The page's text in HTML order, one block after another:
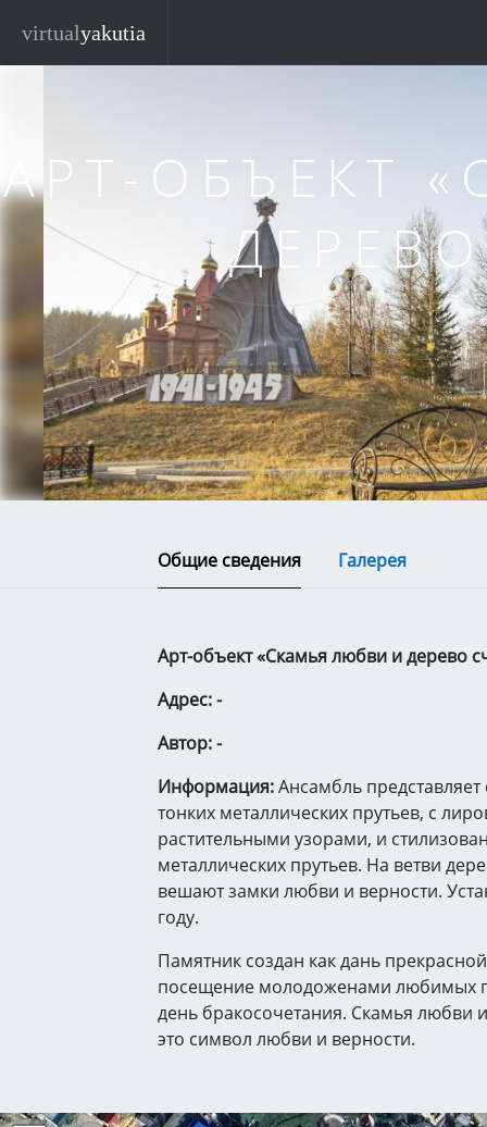
virtualyakutia
АРТ-ОБЪЕКТ
Общие сведения Галерея
Арт-объект «Скамья любви и дерево
Адрес: -
Автор: -
Информация:Ансамбль
тонких металлических прутьев, с
растительными узорами, и
металлических прутьев. На ветви
вешают замки любви и верности.
году.
Памятник создан как дань
посещение молодоженами любимых
день бракосочетания. Скамья любви
это символ любви и верности.